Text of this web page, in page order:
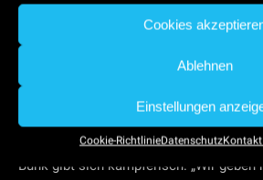
Cookies
Ablehnen
Einstellungen
Cookie-RichtlinieDatenschutz
Jahr schon das Vergnügen. Aber bevor
Kopf und Kragen rede, sage ich lieber
offensichtlich, was passiert ist.“
In der Meisterschaft fielen Maxi Buhk
Raffaele Marciello auf den vierten Rang
Rückstand auf die Tabellenspitze wuchs
Buhk gibt sich kämpferisch: „Wir geben